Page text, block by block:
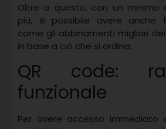
Oltre a questo, con un minimo
più, è possibile avere anche
come gli abbinamenti migliori
in base a ciò che si ordina.
QR code:
funzionale
Per avere accesso immediato